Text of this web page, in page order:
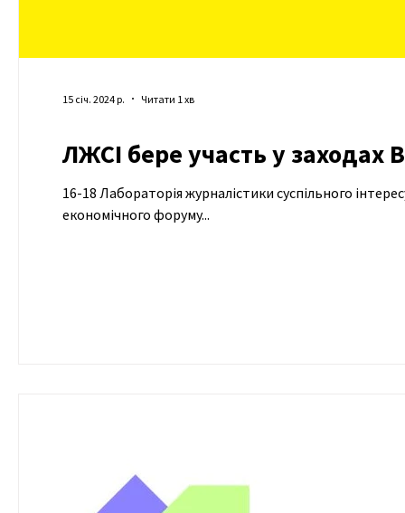
16-18 Лабораторія журналістики суспільного
економічного форуму...
15 січ. 2024 р. Читати 1 хв